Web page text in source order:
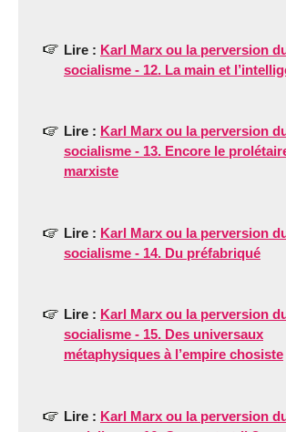
Lire : Karl Marx ou la perversion
socialisme - 12. La main et
Lire : Karl Marx ou la perversion
socialisme - 13. Encore le
marxiste
Lire : Karl Marx ou la perversion
socialisme - 14. Du préfabriqué
Lire : Karl Marx ou la perversion
socialisme - 15. Des universaux
métaphysiques à l’empire chosiste
Lire : Karl Marx ou la perversion